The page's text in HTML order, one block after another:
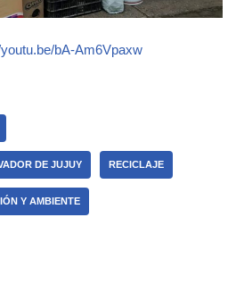
bA-Am6Vpaxw
DE JUJUY RECICLAJE
Y AMBIENTE